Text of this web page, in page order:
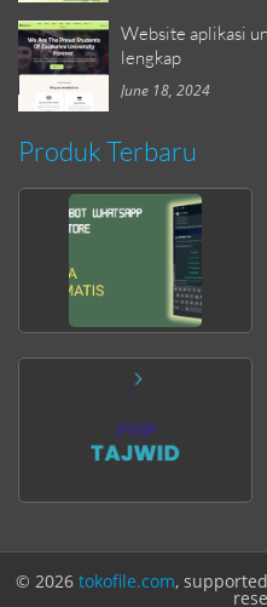
Website aplikasi
lengkap
June 18, 2024
Produk Terbaru
© 2026 tokofile.com,